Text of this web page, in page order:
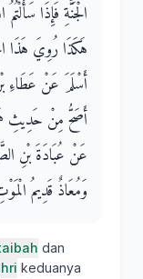
الْجَنَّةِ فَإِذَا
هَكَذَا رُوِيَ هَذَا
أَسْلَمَ عَنْ عَطَاءِ
أَصَحُّ مِنْ حَدِيثِ
عَنْ عُبَادَةَ بْنِ
وَمُعَاذٌ قَدِيمُ
dan
keduanya